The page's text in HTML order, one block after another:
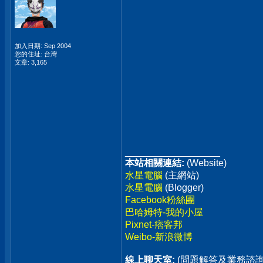
加入日期: Sep 2004
您的住址: 台灣
文章: 3,165
本站相關連結: (Website)
水星電腦 (主網站)
水星電腦 (Blogger)
Facebook粉絲團
巴哈姆特-我的小屋
Pixnet-痞客邦
Weibo-新浪微博
線上聊天室: (問題解答及業務諮